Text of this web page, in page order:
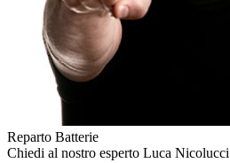
Reparto Batterie
Chiedi al nostro esperto Luca Nicolucci